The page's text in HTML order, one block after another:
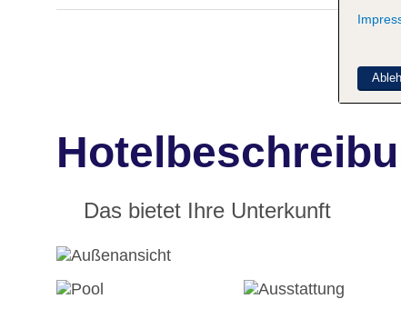
Das bietet Ihre Unterkunft